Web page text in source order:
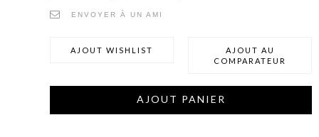
ENVOYER À UN AMI
AJOUT WISHLIST
AJOUT AU
COMPARATEUR
AJOUT PANIER